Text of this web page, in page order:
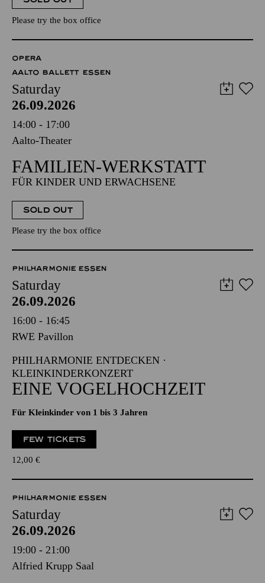
Please try the box office
OPERA
AALTO BALLETT ESSEN
Saturday
26.09.2026
14:00 - 17:00
Aalto-Theater
FAMILIEN-WERKSTATT
FÜR KINDER UND ERWACHSENE
SOLD OUT
Please try the box office
PHILHARMONIE ESSEN
Saturday
26.09.2026
16:00 - 16:45
RWE Pavillon
PHILHARMONIE ENTDECKEN ·
KLEINKINDERKONZERT
EINE VOGELHOCHZEIT
Für Kleinkinder von 1 bis 3 Jahren
FEW TICKETS
12,00 €
PHILHARMONIE ESSEN
Saturday
26.09.2026
19:00 - 21:00
Alfried Krupp Saal